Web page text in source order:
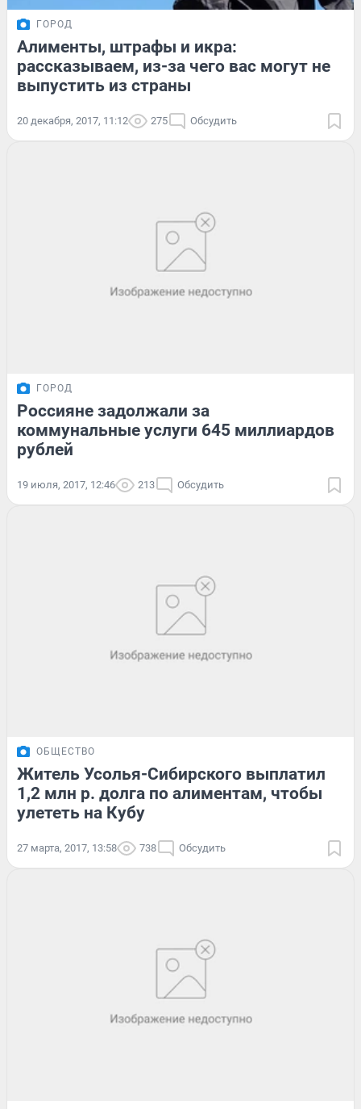
ГОРОД
Алименты, штрафы и икра:
рассказываем, из-за чего вас могут не
выпустить из страны
20 декабря, 2017, 11:12 275 Обсудить
ГОРОД
Россияне задолжали за
коммунальные услуги 645 миллиардов
рублей
19 июля, 2017, 12:46 213 Обсудить
ОБЩЕСТВО
Житель Усолья-Сибирского выплатил
1,2 млн р. долга по алиментам, чтобы
улететь на Кубу
27 марта, 2017, 13:58 738 Обсудить